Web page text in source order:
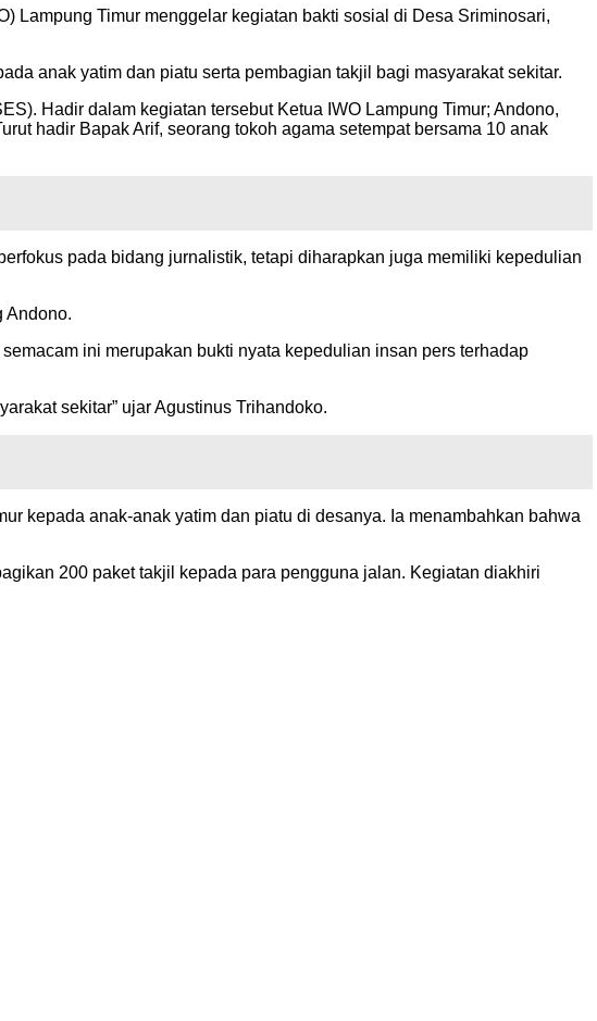
Lampung Timur menggelar kegiatan bakti sosial di Desa Sriminosari,
anak yatim dan piatu serta pembagian takjil bagi masyarakat sekitar.
Hadir dalam kegiatan tersebut Ketua IWO Lampung Timur; Andono,
hadir Bapak Arif, seorang tokoh agama setempat bersama 10 anak
pada bidang jurnalistik, tetapi diharapkan juga memiliki kepedulian
Andono.
ini merupakan bukti nyata kepedulian insan pers terhadap
sekitar” ujar Agustinus Trihandoko.
kepada anak-anak yatim dan piatu di desanya. Ia menambahkan bahwa
200 paket takjil kepada para pengguna jalan. Kegiatan diakhiri